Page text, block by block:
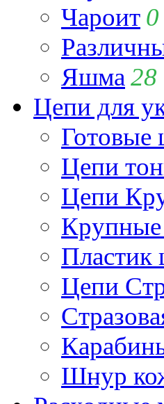
Чароит 0
Яшма 28
Цепи для
Готовые
Цепи
Цепи
Пластик
Цепи
Шнур